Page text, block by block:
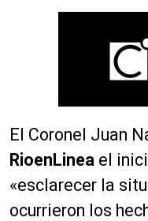
El Coronel Juan
RioenLinea el
«esclarecer la
ocurrieron los